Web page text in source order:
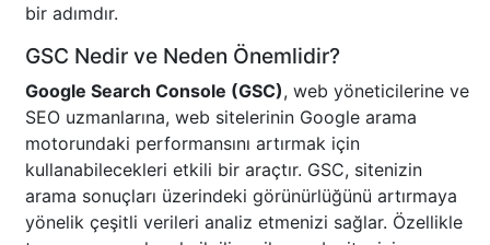
bir adımdır.
GSC Nedir ve Neden Önemlidir?
Google Search Console (GSC), web yöneticilerine ve
SEO uzmanlarına, web sitelerinin Google arama
motorundaki performansını artırmak için
kullanabilecekleri etkili bir araçtır. GSC, sitenizin
arama sonuçları üzerindeki görünürlüğünü artırmaya
yönelik çeşitli verileri analiz etmenizi sağlar. Özellikle